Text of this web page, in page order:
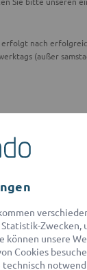
nach
(außer
8:00 bis 17:00 Uhr
online den
Zwecken,
können unsere
Cookies